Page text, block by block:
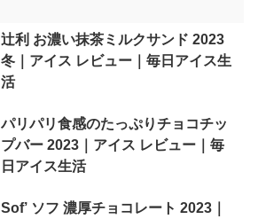
辻利 お濃い抹茶ミルクサンド 2023
冬｜アイス レビュー｜毎日アイス生
活
パリパリ食感のたっぷりチョコチッ
プバー 2023｜アイス レビュー｜毎
日アイス生活
Sof’ ソフ 濃厚チョコレート 2023｜